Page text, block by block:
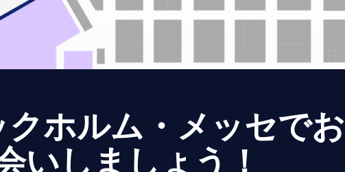
ホルム・メッセでお